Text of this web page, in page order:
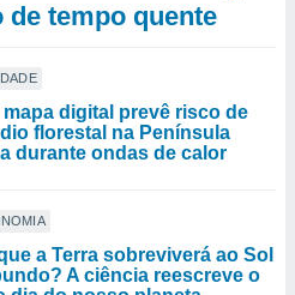
tempo quente
mapa digital prevê risco de
florestal na Península
durante ondas de calor
a Terra sobreviverá ao Sol
A ciência reescreve o